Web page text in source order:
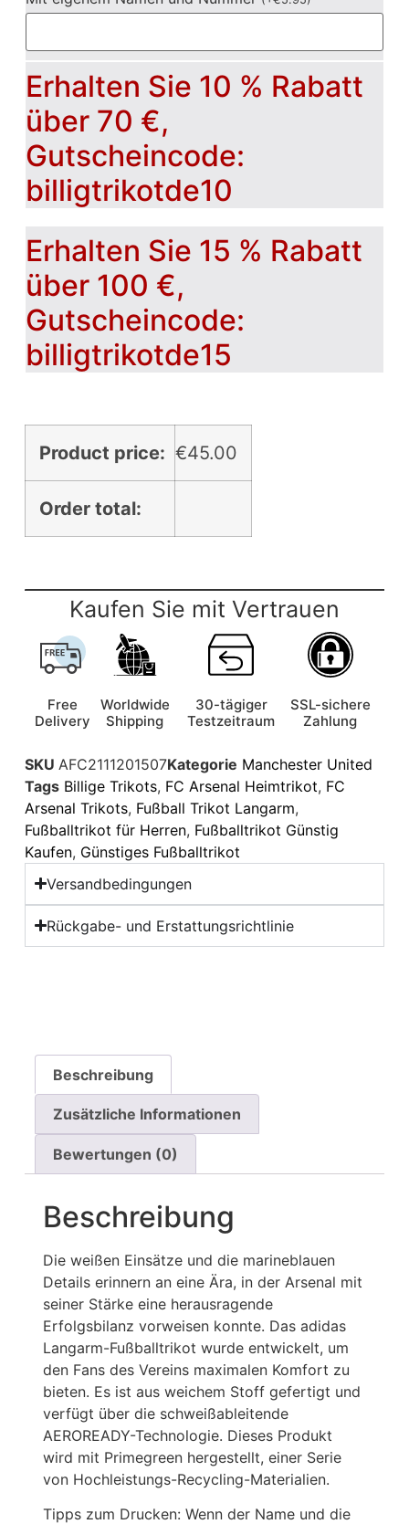
Erhalten Sie 10 % Rabatt
über 70 €,
Gutscheincode:
billigtrikotde10
Erhalten Sie 15 % Rabatt
über 100 €,
Gutscheincode:
billigtrikotde15
Product price: €45.00
Order total:
Kaufen Sie mit Vertrauen
Free
Delivery
Worldwide
Shipping
30-tägiger
Testzeitraum
SSL-sichere
Zahlung
SKU AFC2111201507Kategorie Manchester United
Tags Billige Trikots, FC Arsenal Heimtrikot, FC
Arsenal Trikots, Fußball Trikot Langarm,
Fußballtrikot für Herren, Fußballtrikot Günstig
Kaufen, Günstiges Fußballtrikot
Versandbedingungen
Rückgabe- und Erstattungsrichtlinie
Beschreibung
Zusätzliche Informationen
Bewertungen (0)
Beschreibung
Die weißen Einsätze und die marineblauen
Details erinnern an eine Ära, in der Arsenal mit
seiner Stärke eine herausragende
Erfolgsbilanz vorweisen konnte. Das adidas
Langarm-Fußballtrikot wurde entwickelt, um
den Fans des Vereins maximalen Komfort zu
bieten. Es ist aus weichem Stoff gefertigt und
verfügt über die schweißableitende
AEROREADY-Technologie. Dieses Produkt
wird mit Primegreen hergestellt, einer Serie
von Hochleistungs-Recycling-Materialien.
Tipps zum Drucken: Wenn der Name und die